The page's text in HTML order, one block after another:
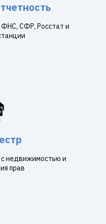
ФНС, СФР, Росстат и
недвижимостью и
прав